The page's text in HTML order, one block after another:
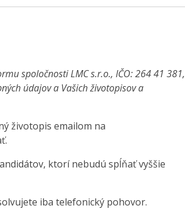
spoločnosti LMC s.r.o., IČO: 264 41 381,
údajov a Vašich životopisov a
životopis emailom na
ktorí nebudú spĺňať vyššie
iba telefonický pohovor.